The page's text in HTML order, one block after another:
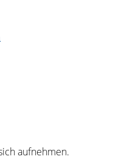
aufnehmen.